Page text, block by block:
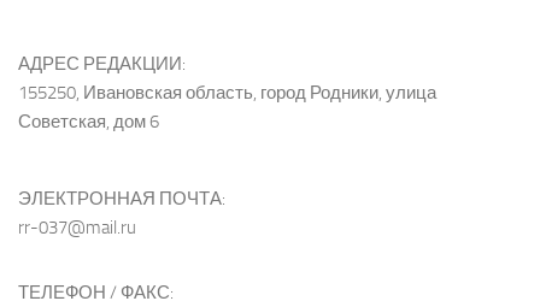
АДРЕС РЕДАКЦИИ:
155250, Ивановская область, город Родники, улица
Советская, дом 6
ЭЛЕКТРОННАЯ ПОЧТА:
rr-037@mail.ru
ТЕЛЕФОН / ФАКС: